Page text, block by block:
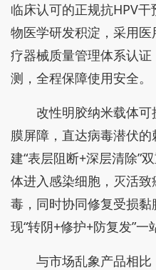
临床认可的正规抗HPV
物医学研发积淀，采用
疗器械质量管理体系认
测，全程保障使用安全。
改性明胶纳米载体
膜屏障，直达病毒潜伏
建“表层阻断+深层清除”
体进入感染细胞，灭活
毒，同时协同修复受损
现“转阴+修护+防复发”一
与市场乱象产品相